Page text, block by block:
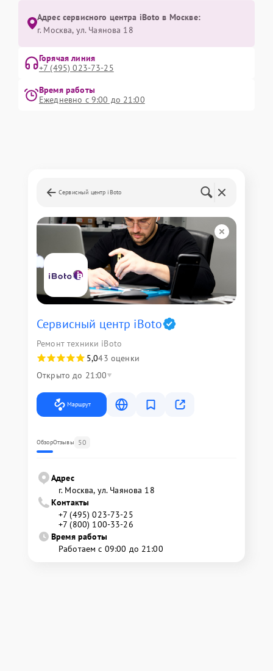
Адрес сервисного центра iBoto в Москве:
г. Москва, ул. Чаянова 18
Горячая линия
+7 (495) 023-73-25
Время работы
Ежедневно с 9:00 до 21:00
Сервисный центр iBoto
Сервисный центр iBoto
Ремонт техники iBoto
5,043 оценки
Открыто до 21:00
Маршрут
ОбзорОтзывы 50
Адрес
г. Москва, ул. Чаянова 18
Контакты
+7 (495) 023-73-25
+7 (800) 100-33-26
Время работы
Работаем с 09:00 до 21:00